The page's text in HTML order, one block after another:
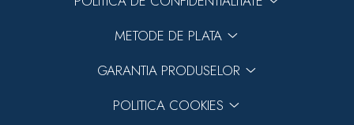
METODE DE PLATA
GARANTIA PRODUSELOR
POLITICA COOKIES